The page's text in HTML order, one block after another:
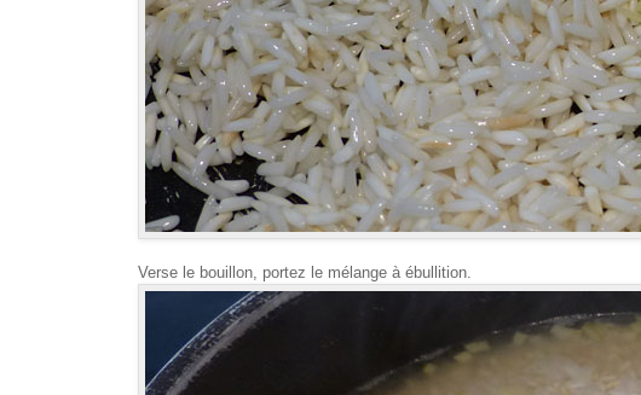
Verse le bouillon, portez le mélange à ébullition.